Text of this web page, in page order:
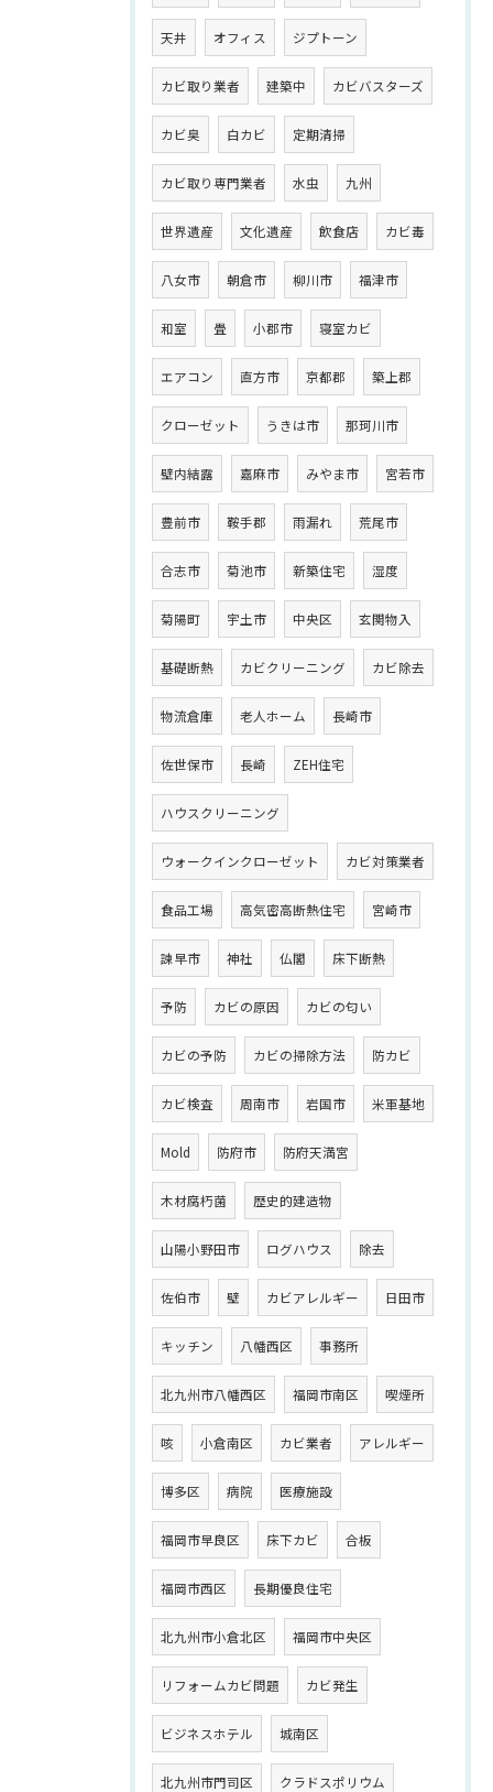
天井 オフィス ジプトーン
カビ取り業者 建築中 カビバスターズ
カビ臭 白カビ 定期清掃
カビ取り専門業者 水虫 九州
世界遺産 文化遺産 飲食店 カビ毒
八女市 朝倉市 柳川市 福津市
和室 畳 小郡市 寝室カビ
エアコン 直方市 京都郡 築上郡
クローゼット うきは市 那珂川市
壁内結露 嘉麻市 みやま市 宮若市
豊前市 鞍手郡 雨漏れ 荒尾市
合志市 菊池市 新築住宅 湿度
菊陽町 宇土市 中央区 玄関物入
基礎断熱 カビクリーニング カビ除去
物流倉庫 老人ホーム 長崎市
佐世保市 長崎 ZEH住宅
ハウスクリーニング
ウォークインクローゼット カビ対策業者
食品工場 高気密高断熱住宅 宮崎市
諫早市 神社 仏閣 床下断熱
予防 カビの原因 カビの匂い
カビの予防 カビの掃除方法 防カビ
カビ検査 周南市 岩国市 米軍基地
Mold 防府市 防府天満宮
木材腐朽菌 歴史的建造物
山陽小野田市 ログハウス 除去
佐伯市 壁 カビアレルギー 日田市
キッチン 八幡西区 事務所
北九州市八幡西区 福岡市南区 喫煙所
咳 小倉南区 カビ業者 アレルギー
博多区 病院 医療施設
福岡市早良区 床下カビ 合板
福岡市西区 長期優良住宅
北九州市小倉北区 福岡市中央区
リフォームカビ問題 カビ発生
ビジネスホテル 城南区
北九州市門司区 クラドスポリウム